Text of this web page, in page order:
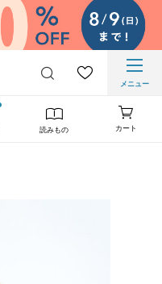
メニュー
読みもの カート